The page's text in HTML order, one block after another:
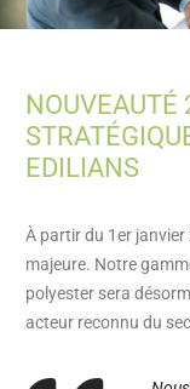
NOUVEAUTÉ
EDILIANS
À partir du 1er
majeure. Notre
polyester sera
acteur reconnu du